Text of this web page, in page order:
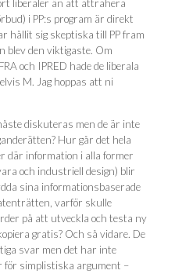
liberaler än att attrahera
i PP:s program är direkt
hållit sig skeptiska till PP fram
den viktigaste. Om
och IPRED hade de liberala
M. Jag hoppas att ni
diskuteras men de är inte
Hur går det hela
där information i alla former
och industriell design) blir
sina informationsbaserade
varför skulle
på att utveckla och testa ny
gratis? Och så vidare. De
svar men det har inte
för simplistiska argument –